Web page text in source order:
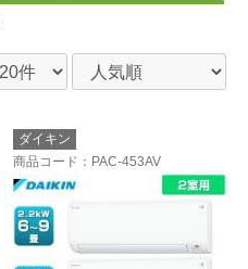
ダイキン
商品コード ：PAC-453AV